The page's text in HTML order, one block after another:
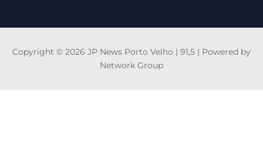
Copyright © 2026 JP News Porto Velho | 91,5 | Powered by
Network Group